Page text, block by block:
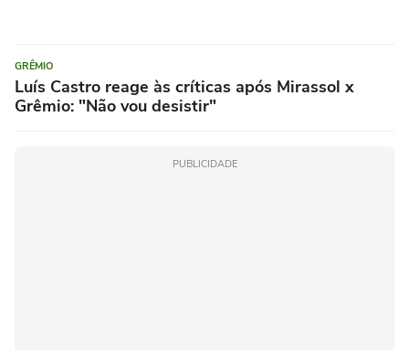
GRÊMIO
Luís Castro reage às críticas após Mirassol x
Grêmio: "Não vou desistir"
PUBLICIDADE